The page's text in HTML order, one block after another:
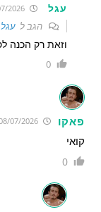
עגל
הגב לעגל
וזאת רק הכנה
0
פאקו 08/07/2026 18:46:46
קואי
0